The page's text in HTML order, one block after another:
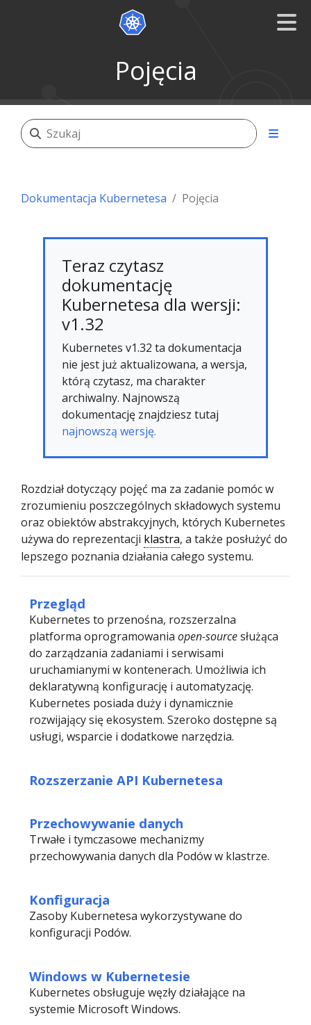
Pojęcia
Dokumentacja Kubernetesa Pojęcia
Teraz czytasz
dokumentację
Kubernetesa dla wersji:
v1.32
Kubernetes v1.32 ta dokumentacja
nie jest już aktualizowana, a wersja,
którą czytasz, ma charakter
archiwalny. Najnowszą
dokumentację znajdziesz tutaj
najnowszą wersję.
Rozdział dotyczący pojęć ma za zadanie pomóc w
zrozumieniu poszczególnych składowych systemu
oraz obiektów abstrakcyjnych, których Kubernetes
używa do reprezentacji klastra, a także posłużyć do
lepszego poznania działania całego systemu.
Przegląd
Kubernetes to przenośna, rozszerzalna
platforma oprogramowania open-sourcesłużąca
do zarządzania zadaniami i serwisami
uruchamianymi w kontenerach. Umożliwia ich
deklaratywną konfigurację i automatyzację.
Kubernetes posiada duży i dynamicznie
rozwijający się ekosystem. Szeroko dostępne są
usługi, wsparcie i dodatkowe narzędzia.
Rozszerzanie API Kubernetesa
Przechowywanie danych
Trwałe i tymczasowe mechanizmy
przechowywania danych dla Podów w klastrze.
Konfiguracja
Zasoby Kubernetesa wykorzystywane do
konfiguracji Podów.
Windows w Kubernetesie
Kubernetes obsługuje węzły działające na
systemie Microsoft Windows.